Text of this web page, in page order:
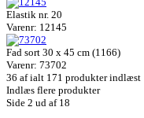
Elastik nr. 20
Varenr: 12145
Fad sort 30 x 45 cm (1166)
Varenr: 73702
36 af ialt 171 produkter indlæst
Indlæs flere produkter
Side 2 ud af 18